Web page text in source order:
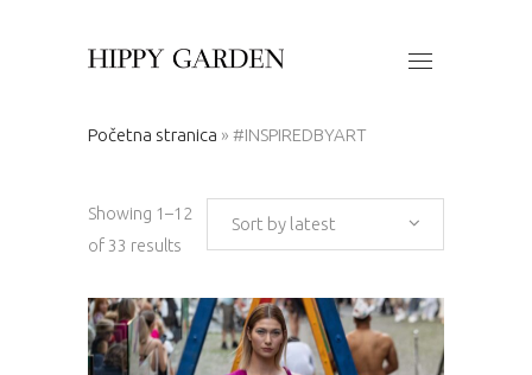
Početna stranica » #INSPIREDBYART
Showing 1–12
of 33 results
latest
Sort by latest